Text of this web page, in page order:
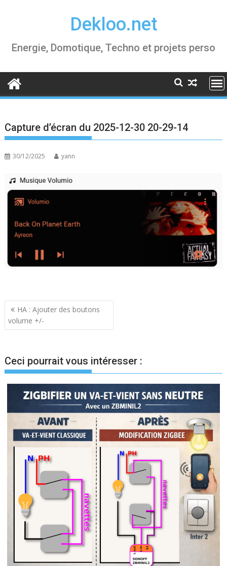
Dekloo.net
Energie, Domotique, Techno et projets perso
Capture d’écran du 2025-12-30 20-29-14
30/12/2025 yann
Navigation
de
HA : Ajouter des boutons
volume +/-
Ceci pourrait vous intéresser :